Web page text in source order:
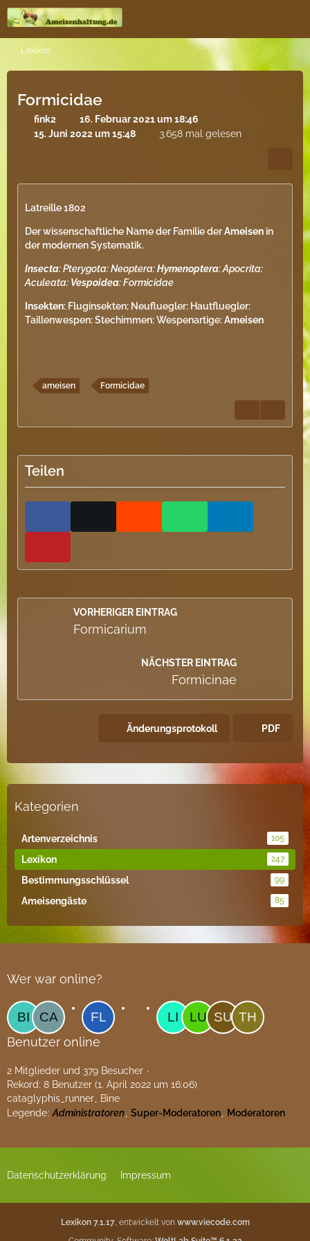
Lexikon
Formicidae
fink2
16. Februar 2021 um 18:46
15. Juni 2022 um 15:48
3.658 mal gelesen
Latreille 1802
Der wissenschaftliche Name der Familie derAmeisen in
der modernen Systematik.
Insecta: Pterygota: Neoptera:Hymenoptera: Apocrita:
Aculeata: Vespoidea: Formicidae
Insekten: Fluginsekten: Neufluegler: Hautfluegler:
Taillenwespen: Stechimmen: Wespenartige:Ameisen
ameisen Formicidae
Teilen
VORHERIGER EINTRAG
Formicarium
NÄCHSTER EINTRAG
Formicinae
Änderungsprotokoll PDF
Kategorien
Artenverzeichnis 105
Lexikon 247
Bestimmungsschlüssel 99
Ameisengäste 85
Wer war online?
Benutzer online
2 Mitglieder und 379 Besucher
Rekord: 8 Benutzer (1. April 2022 um 16:06)
cataglyphis_runner
Bine
Legende Administratoren Super-Moderatoren Moderatoren
Datenschutzerklärung Impressum
Lexikon 7.1.17, entwickelt von www.viecode.com